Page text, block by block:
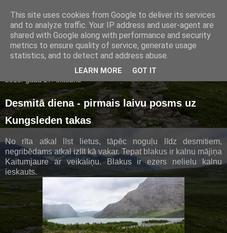
Rams blogs
2013. gada 27. oktobris
Desmitā diena - pirmais laivu posms uz
Kungsleden takas
No rīta atkal līst lietus, tāpēc noguļu līdz desmitiem,
negribēdams atkal izlīt kā vakar. Tepat blakus ir kalnu mājiņa
Kaitumjaure ar veikaliņu. Blakus ir ezers nelielu kalnu
ieskauts.
This site uses cookies from Google to deliver its services
and to analyze traffic. Your IP address and user-agent are
shared with Google along with performance and security
metrics to ensure quality of service, generate usage
statistics, and to detect and address abuse.
LEARN MORE GOT IT